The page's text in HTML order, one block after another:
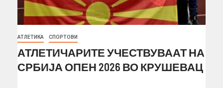
АТЛЕТИКА СПОРТОВИ
АТЛЕТИЧАРИТЕ УЧЕСТВУВААТ НА
СРБИЈА ОПЕН 2026 ВО КРУШЕВАЦ